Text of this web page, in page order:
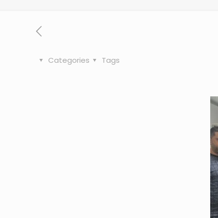
Categories Tags